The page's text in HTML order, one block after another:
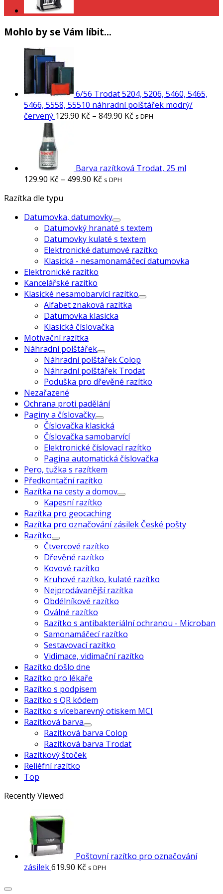
Mohlo by se Vám líbit…
6/56 Trodat 5204, 5206, 5460, 5465,
5466, 5558, 55510 náhradní polštářek modrý/
červený 129.90 Kč – 849.90 Kč s DPH
Barva razítková Trodat, 25 ml
129.90 Kč – 499.90 Kč s DPH
Razítka dle typu
Datumovka, datumovky
Datumovký hranaté s textem
Datumovky kulaté s textem
Elektronické datumové razítko
Klasická - nesamonamáčecí datumovka
Elektronické razítko
Kancelářské razítko
Klasické nesamobarvící razítko
Alfabet znaková razítka
Datumovka klasicka
Klasická číslovačka
Motivační razítka
Náhradní polštářek
Náhradní polštářek Colop
Náhradní polštářek Trodat
Poduška pro dřevěné razítko
Nezařazené
Ochrana proti padělání
Paginy a číslovačky
Číslovačka klasická
Číslovačka samobarvící
Elektronické číslovací razítko
Pagina automatická číslovačka
Pero, tužka s razítkem
Předkontační razítko
Razítka na cesty a domov
Kapesní razítko
Razítka pro geocaching
Razítka pro označování zásilek České pošty
Razítko
Čtvercové razítko
Dřevěné razítko
Kovové razítko
Kruhové razítko, kulaté razítko
Nejprodávanější razítka
Obdélníkové razítko
Oválné razítko
Razítko s antibakteriální ochranou - Microban
Samonamáčecí razítko
Sestavovací razítko
Vidimace, vidimační razítko
Razítko došlo dne
Razítko pro lékaře
Razítko s podpisem
Razítko s QR kódem
Razítko s vícebarevný otiskem MCI
Razítková barva
Razitková barva Colop
Razítková barva Trodat
Razítkový štoček
Reliéfní razítko
Top
Recently Viewed
Poštovní razítko pro označování
zásilek619.90 Kč s DPH